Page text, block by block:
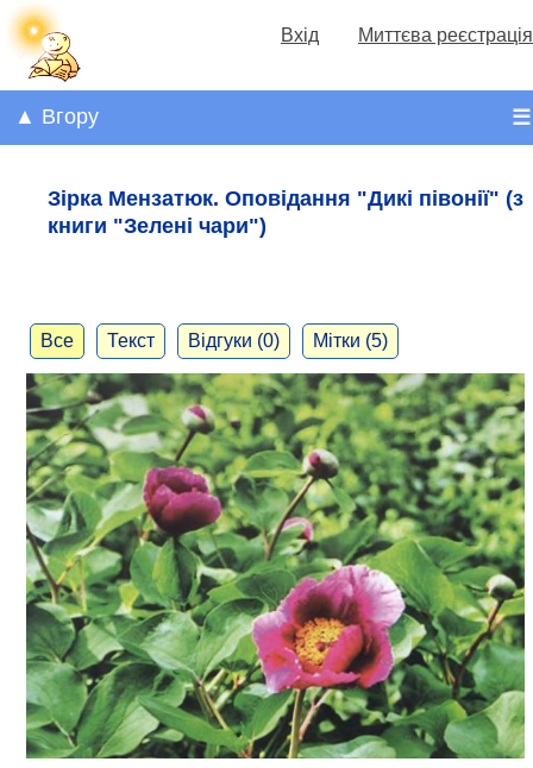
Вхід Миттєва реєстрація
☰
▲ Вгору
Зірка Мензатюк. Оповідання "Дикі півонії" (з
книги "Зелені чари")
Все Текст Відгуки (0) Мітки (5)